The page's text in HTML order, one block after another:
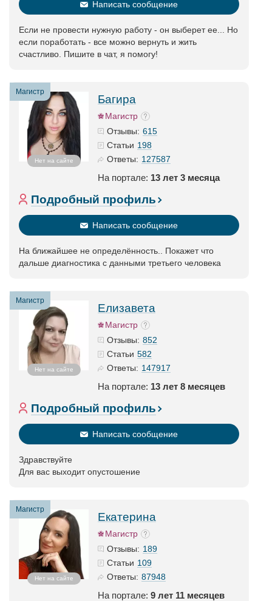
Написать сообщение
Если не провести нужную работу - он выберет ее... Но
если поработать - все можно вернуть и жить
счастливо. Пишите в чат, я помогу!
Магистр
Нет на сайте
Багира
Магистр
Отзывы: 615
Статьи 198
Ответы: 127587
На портале: 13 лет 3 месяца
Подробный профиль
Написать сообщение
На ближайшее не определённость.. Покажет что
дальше диагностика с данными третьего человека
Магистр
Нет на сайте
Елизавета
Магистр
Отзывы: 852
Статьи 582
Ответы: 147917
На портале: 13 лет 8 месяцев
Подробный профиль
Написать сообщение
Здравствуйте
Для вас выходит опустошение
Магистр
Нет на сайте
Екатерина
Магистр
Отзывы: 189
Статьи 109
Ответы: 87948
На портале: 9 лет 11 месяцев